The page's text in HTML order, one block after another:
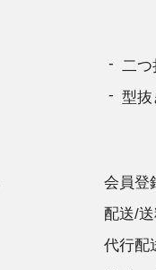
二
型抜
会員登
配送/
代行配